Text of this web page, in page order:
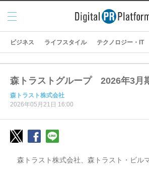
メニ
ュー
ビジネス ライフスタイル テクノロジー・IT
森トラストグループ 2026年3月
森トラスト株式会社
2026年05月21日 16:00
森トラスト株式会社、森トラスト・ビル